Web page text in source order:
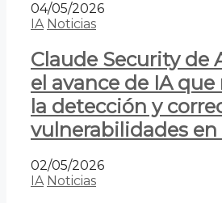
04/05/2026
IA Noticias
Claude Security de
el avance de IA
la detección y
vulnerabilidades
02/05/2026
IA Noticias